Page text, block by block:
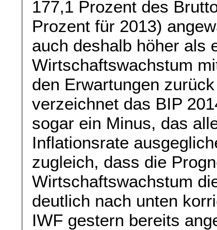
177,1 Prozent des
Prozent für 2013)
auch deshalb höher als
Wirtschaftswachstum
den Erwartungen
verzeichnet das BIP
sogar ein Minus, das
Inflationsrate
zugleich, dass die
Wirtschaftswachstum
deutlich nach unten
IWF gestern bereits